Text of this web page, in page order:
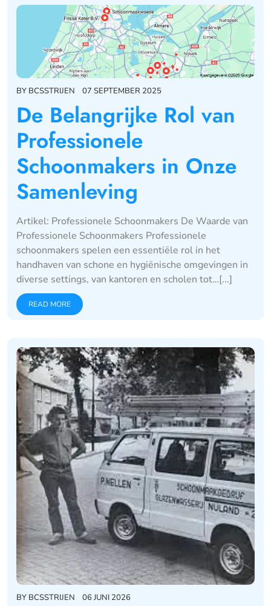
BY BCSSTRIJEN 07 SEPTEMBER 2025
De Belangrijke Rol van
Professionele
Schoonmakers in Onze
Samenleving
Artikel: Professionele Schoonmakers De Waarde van
Professionele Schoonmakers Professionele
schoonmakers spelen een essentiële rol in het
handhaven van schone en hygiënische omgevingen in
diverse settings, van kantoren en scholen tot…[...]
READ MORE
BY BCSSTRIJEN 06 JUNI 2026